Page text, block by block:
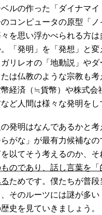
ルの作った「ダイナマ
コンピュータの原型「
々を思い浮かべられる方
「発明」を「発想」と
リレオの「地動説」や
は仏教のような宗教も考
経済（≒貨幣）や株式会
ど人間は様々な発明をし
発明はなんであるかと
がな」が最有力候補な
以てそう考えるのか、
のであり、話し言葉を
ためです。僕たちが普段
そのルーツには謎が多い
史を見ていきましょう。